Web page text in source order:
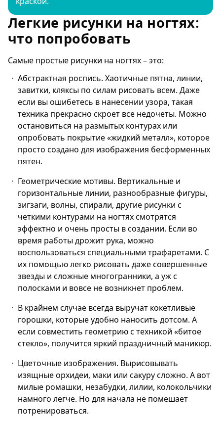
Легкие рисунки на ногтях:
что попробовать
Самые простые рисунки на ногтях – это:
Абстрактная роспись. Хаотичные пятна, линии,
завитки, кляксы по силам рисовать всем. Даже
если вы ошибетесь в нанесении узора, такая
техника прекрасно скроет все недочеты. Можно
остановиться на размытых контурах или
опробовать покрытие «жидкий металл», которое
просто создано для изображения бесформенных
пятен.
Геометрические мотивы. Вертикальные и
горизонтальные линии, разнообразные фигуры,
зигзаги, волны, спирали, другие рисунки с
четкими контурами на ногтях смотрятся
эффектно и очень просты в создании. Если во
время работы дрожит рука, можно
воспользоваться специальными трафаретами. С
их помощью легко рисовать даже совершенные
звезды и сложные многогранники, а уж с
полосками и вовсе не возникнет проблем.
В крайнем случае всегда выручат кокетливые
горошки, которые удобно наносить дотсом. А
если совместить геометрию с техникой «битое
стекло», получится яркий праздничный маникюр.
Цветочные изображения. Вырисовывать
изящные орхидеи, маки или сакуру сложно. А вот
милые ромашки, незабудки, лилии, колокольчики
намного легче. Но для начала не помешает
потренироваться.